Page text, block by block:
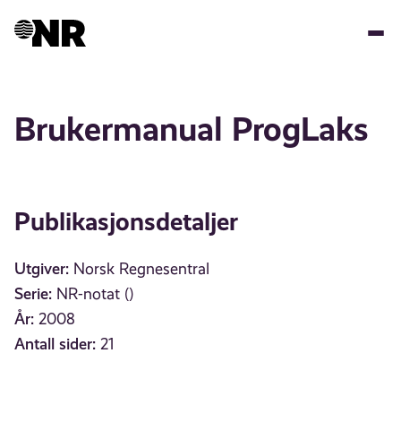
Brukermanual ProgLaks
Publikasjonsdetaljer
Utgiver: Norsk Regnesentral
Serie: NR-notat ()
År: 2008
Antall sider: 21